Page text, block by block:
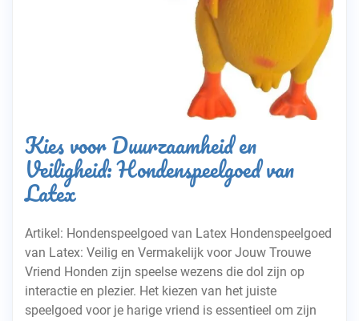
Kies voor Duurzaamheid en
Veiligheid: Hondenspeelgoed van
Latex
Artikel: Hondenspeelgoed van Latex Hondenspeelgoed
van Latex: Veilig en Vermakelijk voor Jouw Trouwe
Vriend Honden zijn speelse wezens die dol zijn op
interactie en plezier. Het kiezen van het juiste
speelgoed voor je harige vriend is essentieel om zijn